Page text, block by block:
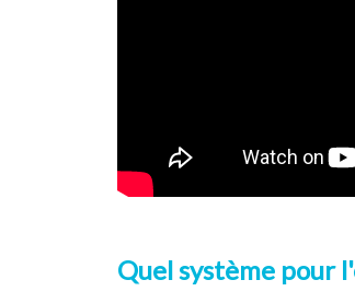
Quel système pour